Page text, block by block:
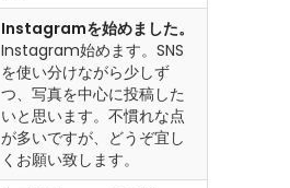
Instagramを始めました。
Instagram始めます。SNS
を使い分けながら少しず
つ、写真を中心に投稿した
いと思います。不慣れな点
が多いですが、どうぞ宜し
くお願い致します。